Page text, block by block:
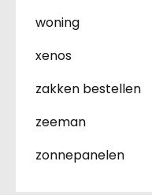
woning
xenos
zakken bestellen
zeeman
zonnepanelen